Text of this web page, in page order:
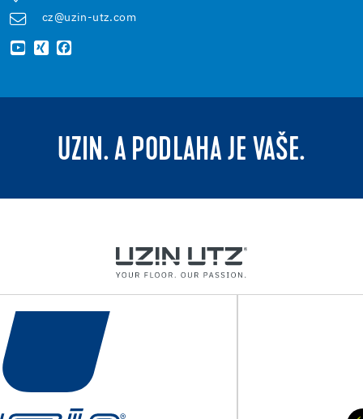
cz@uzin-utz.com
UZIN. A PODLAHA JE VAŠE.